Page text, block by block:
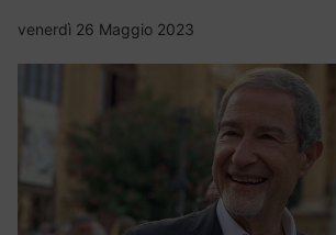
venerdì 26 Maggio 2023